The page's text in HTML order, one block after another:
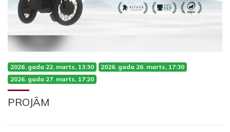
2026. gada 22. marts, 13:30
2026. gada 26. marts, 17:30
2026. gada 27. marts, 17:20
PROJĀM